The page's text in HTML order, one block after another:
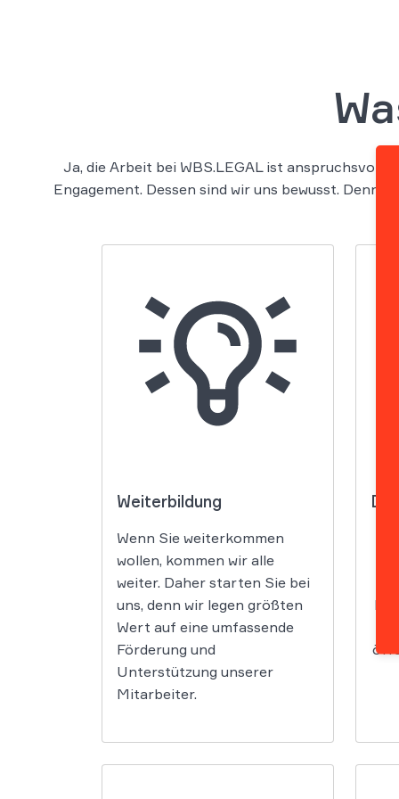
Ja, die Arbeit bei WBS.LEGAL ist
Engagement. Dessen sind wir uns bewusst. Denn
Weiterbildung
Wenn Sie weiterkommen
wollen, kommen wir alle
weiter. Daher starten Sie bei
uns, denn wir legen größten
Wert auf eine umfassende
Förderung und
Unterstützung unserer
Mitarbeiter.